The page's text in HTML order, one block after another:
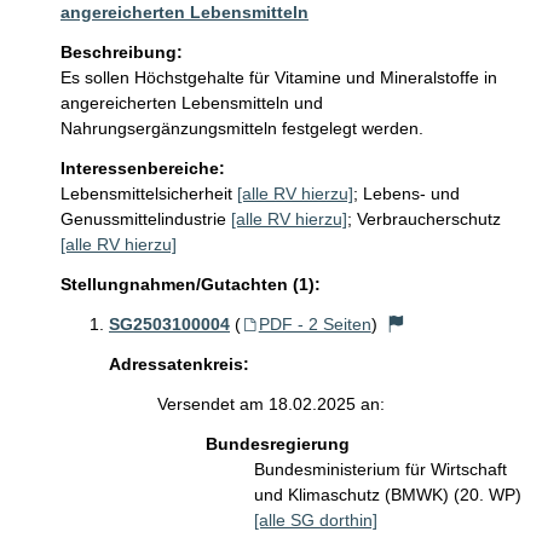
angereicherten Lebensmitteln
Beschreibung:
Es sollen Höchstgehalte für Vitamine und Mineralstoffe in
angereicherten Lebensmitteln und
Nahrungsergänzungsmitteln festgelegt werden.
Interessenbereiche:
Lebensmittelsicherheit [alle RV hierzu]; Lebens- und
Genussmittelindustrie [alle RV hierzu]; Verbraucherschutz
[alle RV hierzu]
Stellungnahmen/Gutachten (1):
SG2503100004 ( PDF - 2 Seiten)
Adressatenkreis:
Versendet am 18.02.2025 an:
Bundesregierung
Bundesministerium für Wirtschaft
und Klimaschutz (BMWK) (20. WP)
[alle SG dorthin]